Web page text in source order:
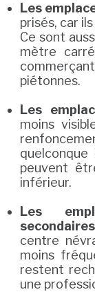
Les
prisés, car
Ce sont
mètre
piétonnes.
Les
moins
peuvent
inférieur.
Les
centre
moins
restent
une